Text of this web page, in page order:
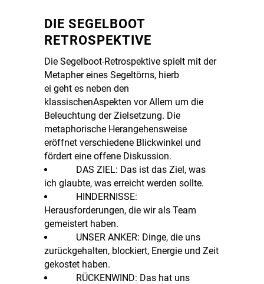
DIE SEGELBOOT
RETROSPEKTIVE
Die Segelboot-Retrospektive spielt mit der
Metapher eines Segeltörns, hierb
ei geht es neben den
klassischenAspekten vor Allem um die
Beleuchtung der Zielsetzung. Die
metaphorische Herangehensweise
eröffnet verschiedene Blickwinkel und
fördert eine offene Diskussion.
DAS ZIEL: Das ist das Ziel, was
ich glaubte, was erreicht werden sollte.
HINDERNISSE:
Herausforderungen, die wir als Team
gemeistert haben.
UNSER ANKER: Dinge, die uns
zurückgehalten, blockiert, Energie und Zeit
gekostet haben.
RÜCKENWIND: Das hat uns